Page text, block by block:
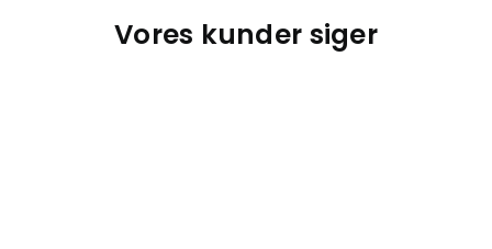
Vores kunder siger